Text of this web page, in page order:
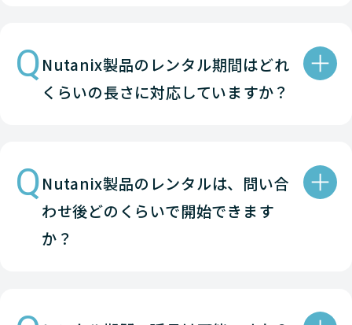
Nutanix HCI HPE
Nutanix HCI
HPE
Nutanix
QNutanix製品のレンタル期間はどれ
くらいの長さに対応していますか？
QNutanix製品のレンタルは、問い合
わせ後どのくらいで開始できます
か？